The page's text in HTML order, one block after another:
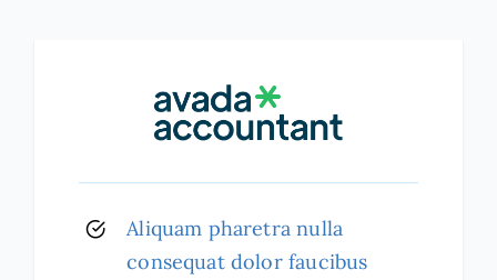
Aliquam pharetra nulla
consequat dolor faucibus